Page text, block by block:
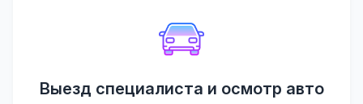
Выезд специалиста и осмотр авто